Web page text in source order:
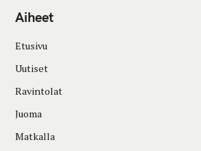
Aiheet
Etusivu
Uutiset
Ravintolat
Juoma
Matkalla